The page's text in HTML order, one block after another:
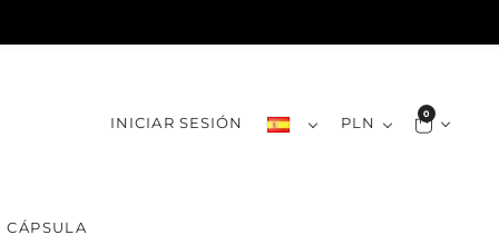
INICIAR SESIÓN PLN 0
CÁPSULA